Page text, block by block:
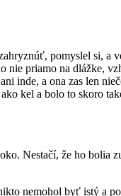
pomyslel si, a
nie priamo na dlážke,
inde, a ona zas len
kel a bolo to skoro
Nestačí, že ho bolia
nemohol byť istý a